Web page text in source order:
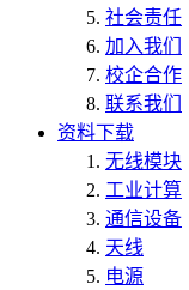
社会责任
加入我们
校企合作
联系我们
资料下载
无线模块
工业计算
通信设备
天线
电源